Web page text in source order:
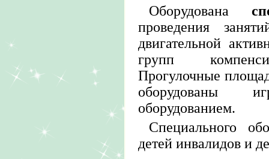
Оборудована
проведения
двигательной
групп
Прогулочные
оборудованы
оборудованием.
Специального
детей инвалидов и